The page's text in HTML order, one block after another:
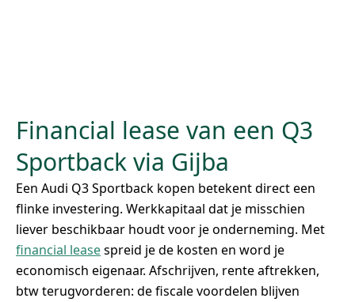
Financial lease van een Q3
Sportback via Gijba
Een Audi Q3 Sportback kopen betekent direct een
flinke investering. Werkkapitaal dat je misschien
liever beschikbaar houdt voor je onderneming. Met
financial leasespreid je de kosten en word je
economisch eigenaar. Afschrijven, rente aftrekken,
btw terugvorderen: de fiscale voordelen blijven